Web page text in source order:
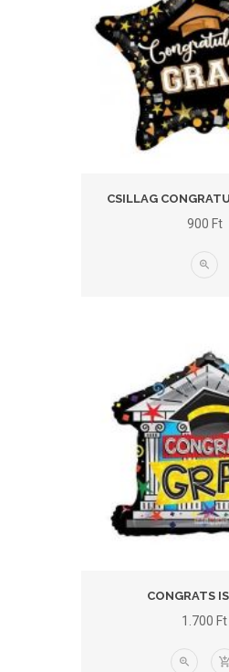
CSILLAG
900 Ft
CONGRATS
1.700 Ft